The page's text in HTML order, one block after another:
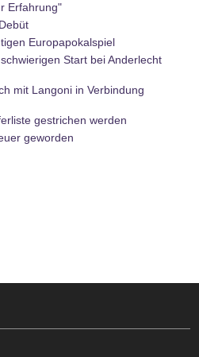
Erfahrung"
Europapokalspiel
Start bei Anderlecht
mit Langoni in Verbindung
gestrichen werden
geworden